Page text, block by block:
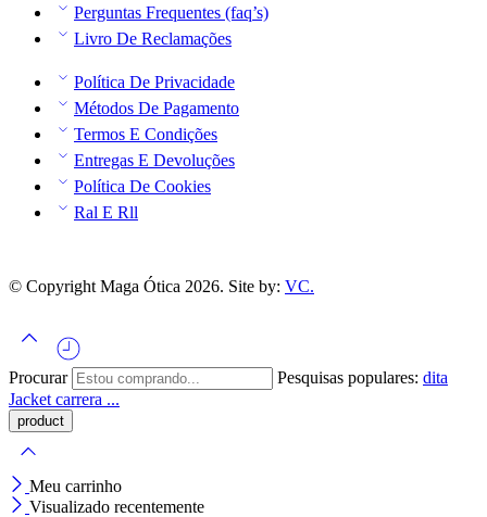
Perguntas Frequentes (faq’s)
Livro De Reclamações
Política De Privacidade
Métodos De Pagamento
Termos E Condições
Entregas E Devoluções
Política De Cookies
Ral E Rll
© Copyright Maga Ótica 2026. Site by: VC.
Procurar Pesquisas populares: dita
Jacket carrera ...
Meu carrinho
Visualizado recentemente